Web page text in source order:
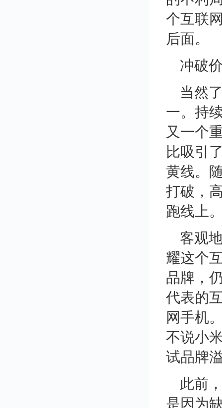
个互联
后面。
冲破
当然
一。持
又一个
比吸引
黄线。
打破，
跑线上
客观
耀这个
品牌，
代表的
网手机
不说小
试品牌
此前
是因为